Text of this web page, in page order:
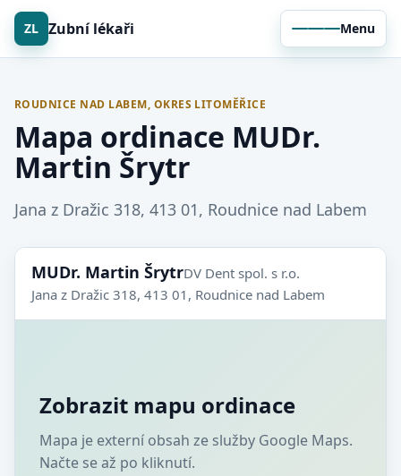
ZL Zubní lékaři Menu
ROUDNICE NAD LABEM, OKRES LITOMĚŘICE
Mapa ordinace MUDr.
Martin Šrytr
Jana z Dražic 318, 413 01, Roudnice nad Labem
MUDr. Martin ŠrytrDV Dent spol. s r.o.
Jana z Dražic 318, 413 01, Roudnice nad Labem
Zobrazit mapu ordinace
Mapa je externí obsah ze služby Google Maps.
Načte se až po kliknutí.